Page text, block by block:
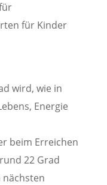
für Kinder
wird, wie in
Energie
beim Erreichen
22 Grad
nächsten